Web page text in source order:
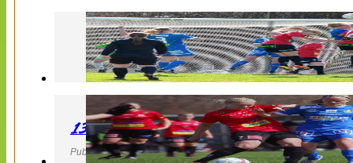
130427 LB 07 – QBIK
Publicerad 27 April 2013, 22:40